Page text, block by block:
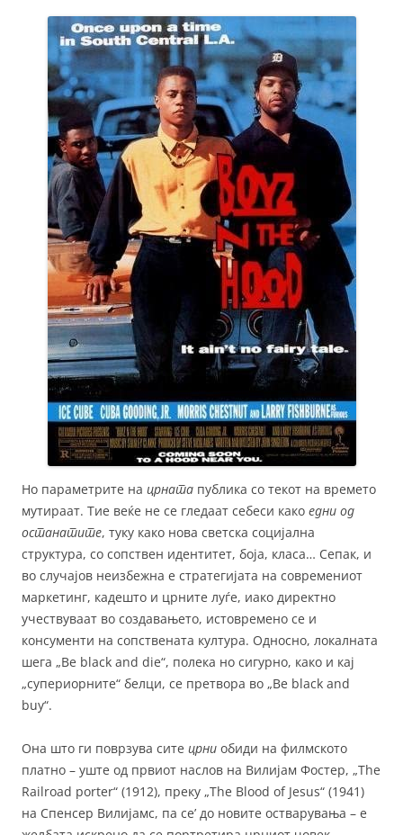
Но параметрите на црната публика со текот на времето
мутираат. Тие веќе не се гледаат себеси како едни од
останатите, туку како нова светска социјална
структура, со сопствен идентитет, боја, класа… Сепак, и
во случајов неизбежна е стратегијата на современиот
маркетинг, кадешто и црните луѓе, иако директно
учествуваат во создавањето, истовремено се и
консументи на сопствената култура. Односно, локалната
шега „Be black and die“, полека но сигурно, како и кај
„супериорните“ белци, се претвора во „Be black and
buy“.
Она што ги поврзува сите црни обиди на филмското
платно – уште од првиот наслов на Вилијам Фостер, „The
Railroad porter“ (1912), преку „The Blood of Jesus“ (1941)
на Спенсер Вилијамс, па се’ до новите остварувања – е